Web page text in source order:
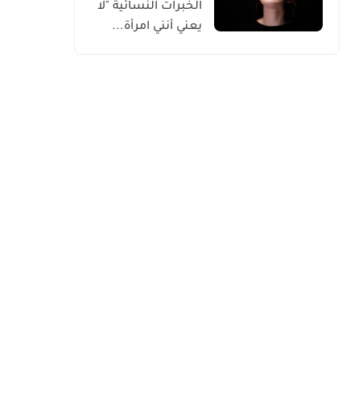
الخبرات النسائية "لا
يعني أنني امرأة...